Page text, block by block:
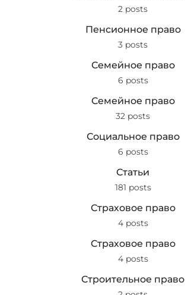
2 posts
Пенсионное право
3 posts
Семейное право
6 posts
Семейное право
32 posts
Социальное право
6 posts
Статьи
181 posts
Страховое право
4 posts
Страховое право
4 posts
Строительное право